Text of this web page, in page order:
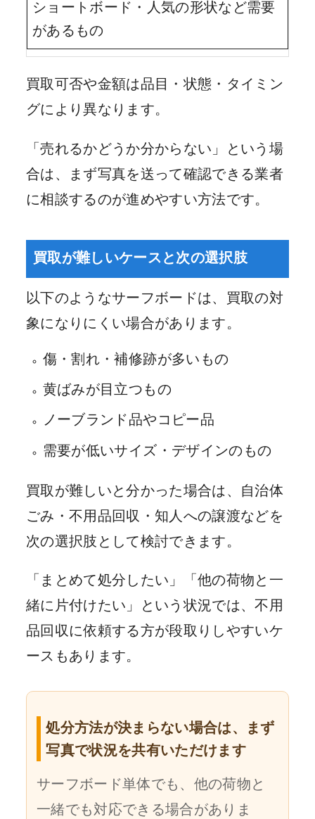
ショートボード・人気の形状など需要
があるもの
買取可否や金額は品目・状態・タイミン
グにより異なります。
「売れるかどうか分からない」という場
合は、まず写真を送って確認できる業者
に相談するのが進めやすい方法です。
買取が難しいケースと次の選択肢
以下のようなサーフボードは、買取の対
象になりにくい場合があります。
傷・割れ・補修跡が多いもの
黄ばみが目立つもの
ノーブランド品やコピー品
需要が低いサイズ・デザインのもの
買取が難しいと分かった場合は、自治体
ごみ・不用品回収・知人への譲渡などを
次の選択肢として検討できます。
「まとめて処分したい」「他の荷物と一
緒に片付けたい」という状況では、不用
品回収に依頼する方が段取りしやすいケ
ースもあります。
処分方法が決まらない場合は、まず
写真で状況を共有いただけます
サーフボード単体でも、他の荷物と
一緒でも対応できる場合がありま